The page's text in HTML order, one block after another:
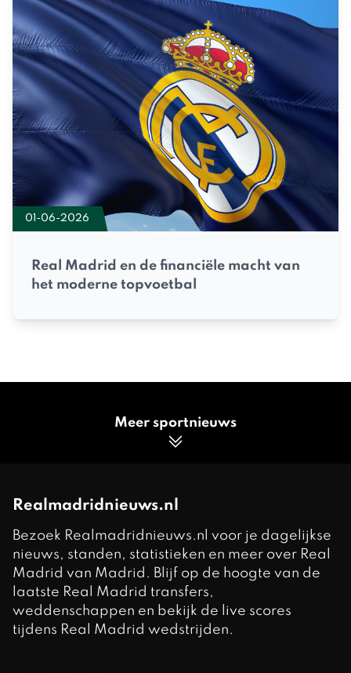
01-06-2026
Real Madrid en de financiële macht van
het moderne topvoetbal
Meer sportnieuws
Realmadridnieuws.nl
Bezoek Realmadridnieuws.nl voor je dagelijkse
nieuws, standen, statistieken en meer over Real
Madrid van Madrid. Blijf op de hoogte van de
laatste Real Madrid transfers,
weddenschappen en bekijk de live scores
tijdens Real Madrid wedstrijden.